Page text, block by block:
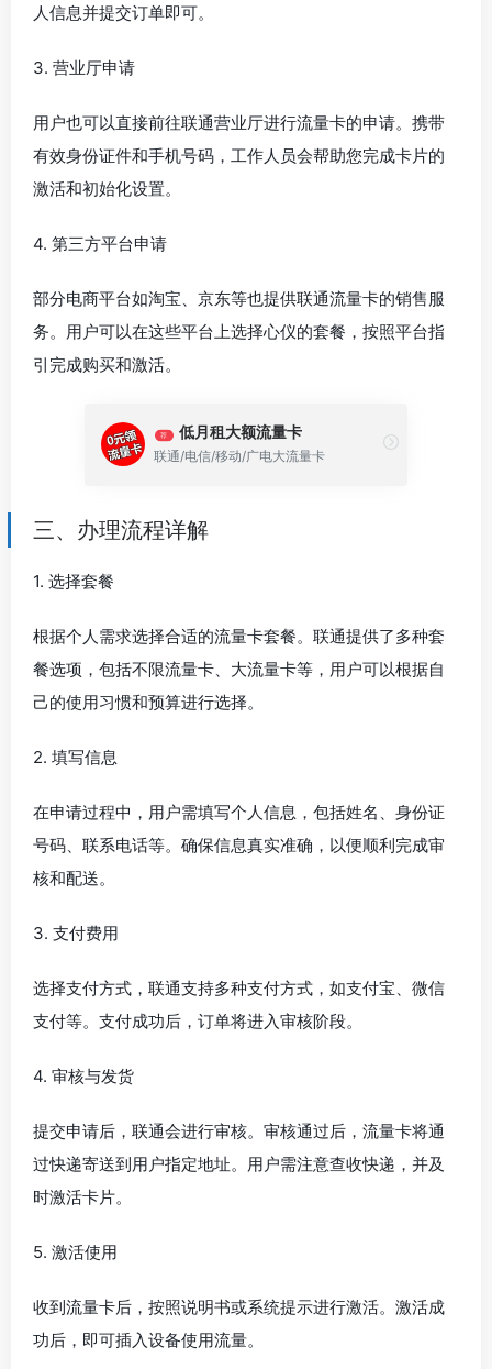
人信息并提交订单即可。
3. 营业厅申请
用户也可以直接前往联通营业厅进行流量卡的申请。携带
有效身份证件和手机号码，工作人员会帮助您完成卡片的
激活和初始化设置。
4. 第三方平台申请
部分电商平台如淘宝、京东等也提供联通流量卡的销售服
务。用户可以在这些平台上选择心仪的套餐，按照平台指
引完成购买和激活。
荐 低月租大额流量卡
联通/电信/移动/广电大流量卡
三、办理流程详解
1. 选择套餐
根据个人需求选择合适的流量卡套餐。联通提供了多种套
餐选项，包括不限流量卡、大流量卡等，用户可以根据自
己的使用习惯和预算进行选择。
2. 填写信息
在申请过程中，用户需填写个人信息，包括姓名、身份证
号码、联系电话等。确保信息真实准确，以便顺利完成审
核和配送。
3. 支付费用
选择支付方式，联通支持多种支付方式，如支付宝、微信
支付等。支付成功后，订单将进入审核阶段。
4. 审核与发货
提交申请后，联通会进行审核。审核通过后，流量卡将通
过快递寄送到用户指定地址。用户需注意查收快递，并及
时激活卡片。
5. 激活使用
收到流量卡后，按照说明书或系统提示进行激活。激活成
功后，即可插入设备使用流量。